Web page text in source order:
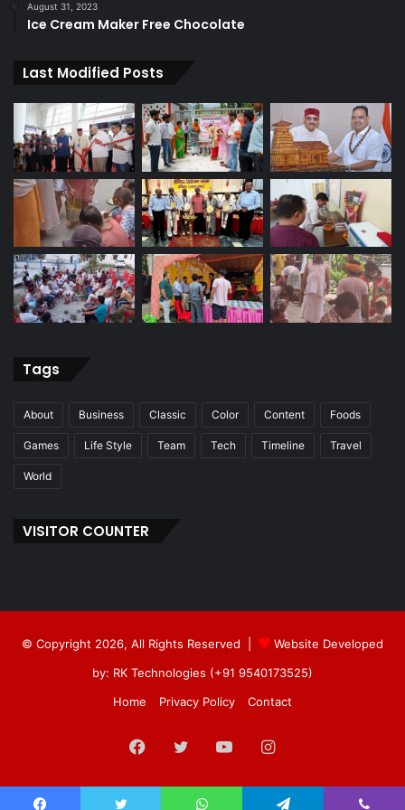
August 31, 2023
Ice Cream Maker Free Chocolate
Last Modified Posts
Tags
About Business Classic Color Content Foods
Games Life Style Team Tech Timeline Travel
World
VISITOR COUNTER
© Copyright 2026, All Rights Reserved |
Website Developed
by: RK Technologies (+91 9540173525)
Home
Privacy Policy Contact
Facebook
TwitterYouTubeInstagram